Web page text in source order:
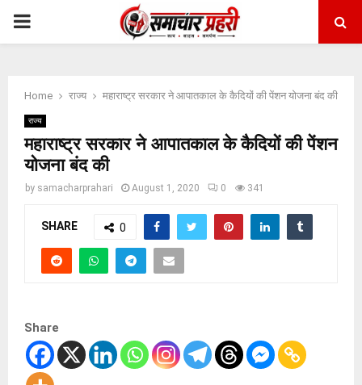
PRIMARY
Home राज्य महाराष्ट्र सरकार ने आपातकाल के कैदियों की पेंशन योजना बंद की
राज्य
महाराष्ट्र सरकार ने आपातकाल के कैदियों की पेंशन
योजना बंद की
by samacharprahari August 1, 2020 0 341
SHARE 0
Share